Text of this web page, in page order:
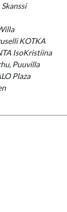
KOTKA
IsoKristiina
Puuvilla
Plaza